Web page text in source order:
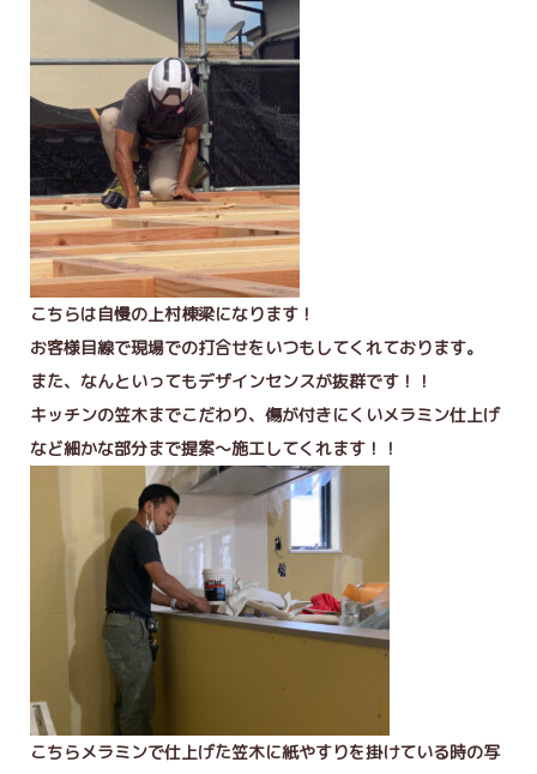
こちらは自慢の上村棟梁になります！
お客様目線で現場での打合せをいつもしてくれております。
また、なんといってもデザインセンスが抜群です！！
キッチンの笠木までこだわり、傷が付きにくいメラミン仕上げ
など細かな部分まで提案～施工してくれます！！
こちらメラミンで仕上げた笠木に紙やすりを掛けている時の写